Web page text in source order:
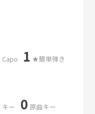
Capo 1 ★簡単弾き
キー 0 原曲キー